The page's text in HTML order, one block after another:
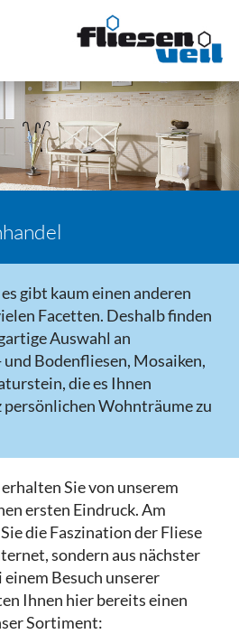
gibt kaum einen anderen
Facetten. Deshalb finden
Auswahl an
Bodenfliesen, Mosaiken,
die es Ihnen
Wohnträume zu
Sie von unserem
ersten Eindruck. Am
die Faszination der Fliese
sondern aus nächster
Besuch unserer
Ihnen hier bereits einen
Sortiment: